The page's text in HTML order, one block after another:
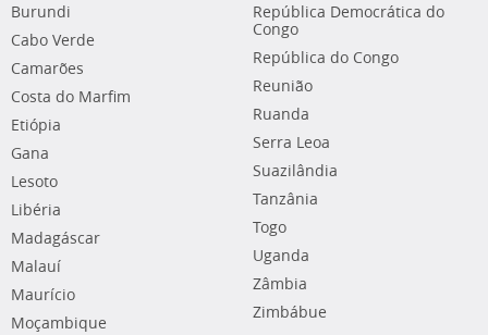
Burundi
Cabo Verde
Camarões
Costa do Marfim
Etiópia
Gana
Lesoto
Libéria
Madagáscar
Malauí
Maurício
Moçambique
República Democrática do
Congo
República do Congo
Reunião
Ruanda
Serra Leoa
Suazilândia
Tanzânia
Togo
Uganda
Zâmbia
Zimbábue